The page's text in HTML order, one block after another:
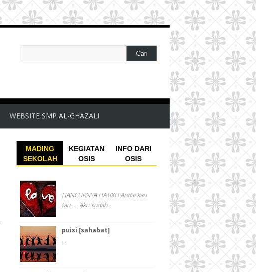
WEBSITE SMP AL-GHAZALI
MADING
SEKOLAH
KEGIATAN
OSIS
INFO DARI
OSIS
HANCURNYA HATIKU Andai kau
tau….. Aku sudah...
puisi [sahabat]
...